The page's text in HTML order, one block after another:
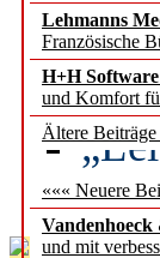
Lehmanns
Französische
H+H
und Komfort
Ältere Beiträge
««« Neuere
und mit
des